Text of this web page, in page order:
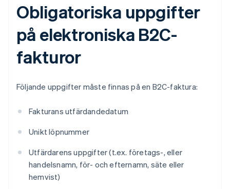
Obligatoriska uppgifter
på elektroniska B2C-
fakturor
Följande uppgifter måste finnas på en B2C-faktura:
Fakturans utfärdandedatum
Unikt löpnummer
Utfärdarens uppgifter (t.ex. företags-, eller
handelsnamn, för- och efternamn, säte eller
hemvist)